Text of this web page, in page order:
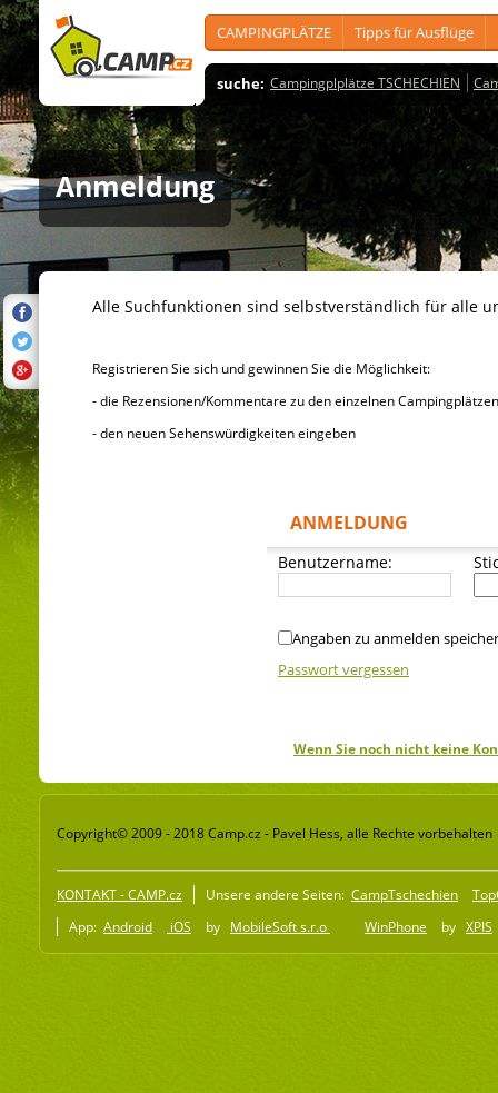
CAMPINGPLÄTZE Tipps für Ausflüge
suche: Campingplplätze TSCHECHIEN
Anmeldung
Alle Suchfunktionen sind selbstverständlich für alle
Registrieren Sie sich und gewinnen Sie die Möglichkeit:
- die Rezensionen/Kommentare zu den einzelnen
- den neuen Sehenswürdigkeiten eingeben
ANMELDUNG
Benutzername:
Angaben zu anmelden
Passwort vergessen
Wenn Sie noch nicht keine
Copyright© 2009 - 2018 Camp.cz - Pavel Hess, alle Rechte vorbehalten
KONTAKT - CAMP.cz Unsere andere Seiten: CampTschechien
App: Android iOS by MobileSoft s.r.o WinPhone by XPIS